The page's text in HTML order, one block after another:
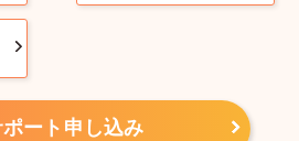
ート申し込み